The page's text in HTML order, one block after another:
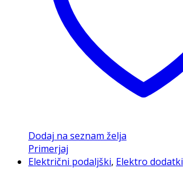
Dodaj na seznam želja
Primerjaj
Električni podaljški, Elektro dodatki